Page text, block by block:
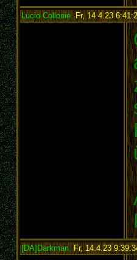
Lucio Collonie,Fr, 14.4.23
[DA]Darkman, Fr, 14.4.23